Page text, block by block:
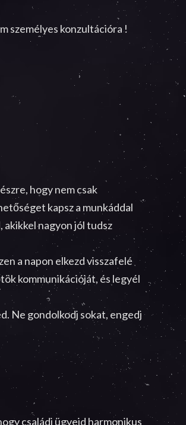
személyes konzultációra !
hogy nem csak
kapsz a munkáddal
akikkel nagyon jól tudsz
a napon elkezd visszafelé
kommunikációját, és legyél
Ne gondolkodj sokat, engedj
családi ügyeid harmonikus